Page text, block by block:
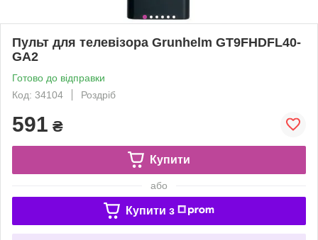
Пульт для телевізора Grunhelm GT9FHDFL40-
GA2
Готово до відправки
Код: 34104
Роздріб
591 ₴
Купити
або
Купити з